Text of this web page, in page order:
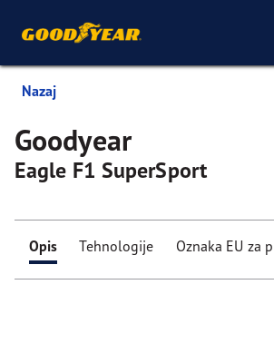
Nazaj
Goodyear
Eagle F1 SuperSport
Opis Tehnologije Oznaka EU za